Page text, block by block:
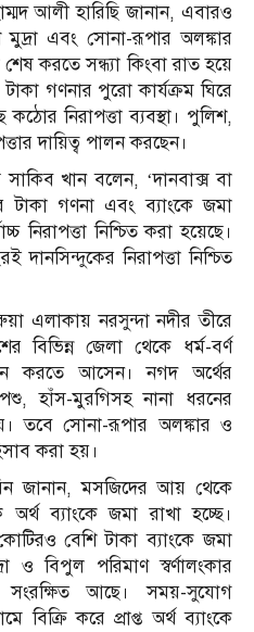
আলী হারিছি জানান, এবারও
মুদ্রা এবং সোনা-রূপার অলঙ্কার
করতে সন্ধ্যা কিংবা রাত হয়ে
গণনার পুরো কার্যক্রম ঘিরে
নিরাপত্তা ব্যবস্থা। পুলিশ,
দায়িত্ব পালন করছেন।
খান বলেন, ‘দানবাক্স বা
গণনা এবং ব্যাংকে জমা
নিরাপত্তা নিশ্চিত করা হয়েছে।
নিরাপত্তা নিশ্চিত
এলাকায় নরসুন্দা নদীর তীরে
বিভিন্ন জেলা থেকে ধর্ম-বর্ণ
করতে আসেন। নগদ অর্থের
হাঁস-মুরগিসহ নানা ধরনের
তবে সোনা-রূপার অলঙ্কার ও
করা হয়।
জানান, মসজিদের আয় থেকে
অর্থ ব্যাংকে জমা রাখা হচ্ছে।
বে‌শি টাকা ব্যাংকে জমা
ও বিপুল পরিমাণ স্বর্ণালংকার
সংরক্ষিত আছে। সময়-সুযোগ
বিক্রি করে প্রাপ্ত অর্থ ব্যাংকে